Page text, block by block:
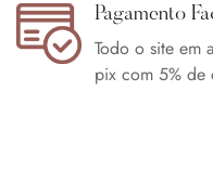
Pagamento
Todo o site em
pix com 5% de